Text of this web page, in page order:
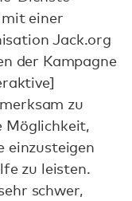
einer
Jack.org
der Kampagne
zu
Möglichkeit,
einzusteigen
zu leisten.
schwer,